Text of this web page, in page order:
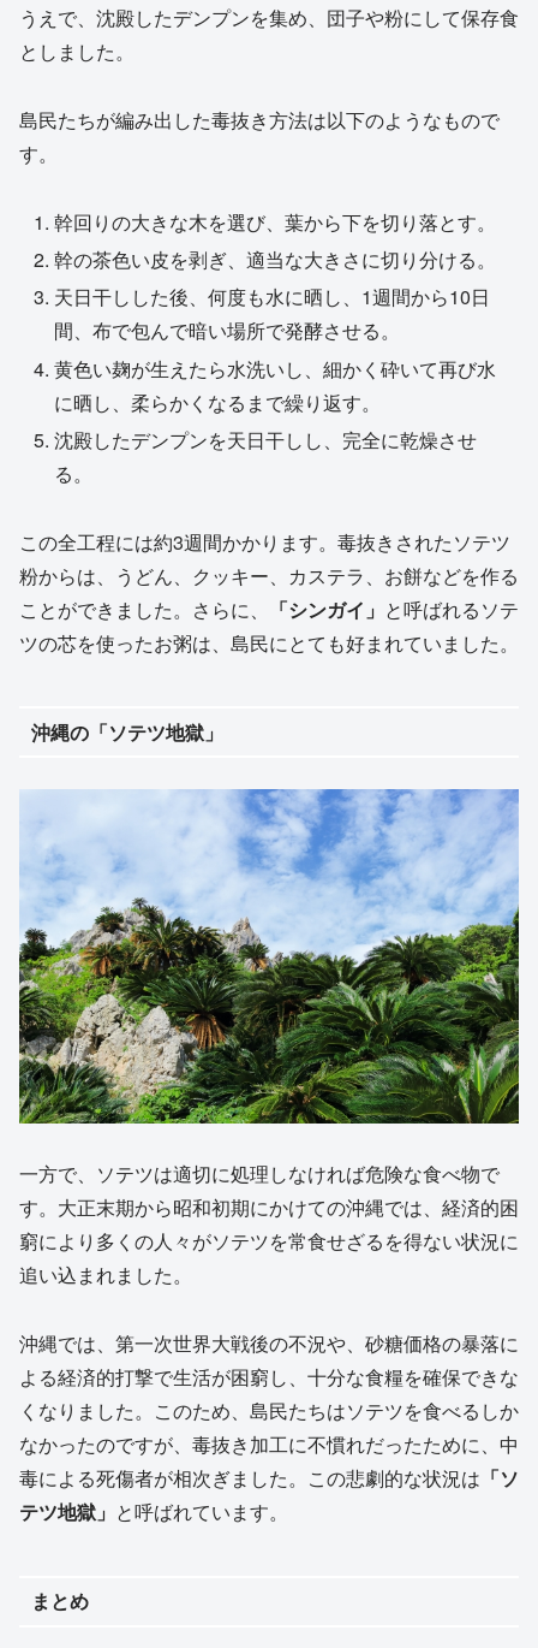
うえで、沈殿したデンプンを集め、団子や粉にして保存食
としました。
島民たちが編み出した毒抜き方法は以下のようなもので
す。
幹回りの大きな木を選び、葉から下を切り落とす。
幹の茶色い皮を剥ぎ、適当な大きさに切り分ける。
天日干しした後、何度も水に晒し、1週間から10日
間、布で包んで暗い場所で発酵させる。
黄色い麹が生えたら水洗いし、細かく砕いて再び水
に晒し、柔らかくなるまで繰り返す。
沈殿したデンプンを天日干しし、完全に乾燥させ
る。
この全工程には約3週間かかります。毒抜きされたソテツ
粉からは、うどん、クッキー、カステラ、お餅などを作る
ことができました。さらに、
「シンガイ」 と呼ばれるソテ
ツの芯を使ったお粥は、島民にとても好まれていました。
沖縄の「ソテツ地獄」
一方で、ソテツは適切に処理しなければ危険な食べ物で
す。大正末期から昭和初期にかけての沖縄では、経済的困
窮により多くの人々がソテツを常食せざるを得ない状況に
追い込まれました。
沖縄では、第一次世界大戦後の不況や、砂糖価格の暴落に
よる経済的打撃で生活が困窮し、十分な食糧を確保できな
くなりました。このため、島民たちはソテツを食べるしか
なかったのですが、毒抜き加工に不慣れだったために、中
毒による死傷者が相次ぎました。この悲劇的な状況は 「ソ
テツ地獄」 と呼ばれています。
まとめ